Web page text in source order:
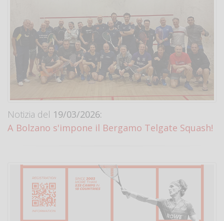
Notizia del 19/03/2026:
A Bolzano s'impone il Bergamo Telgate Squash!